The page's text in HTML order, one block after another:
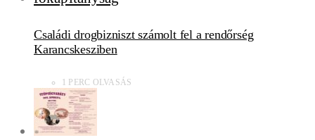
Családi drogbizniszt számolt fel a rendőrség
Karancskesziben
1 PERC OLVASÁS